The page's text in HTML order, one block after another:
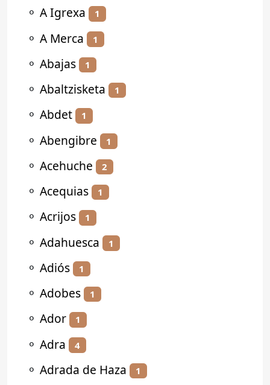
⚬ A Igrexa 1
⚬ A Merca 1
⚬ Abajas 1
⚬ Abaltzisketa 1
⚬ Abdet 1
⚬ Abengibre 1
⚬ Acehuche 2
⚬ Acequias 1
⚬ Acrijos 1
⚬ Adahuesca 1
⚬ Adiós 1
⚬ Adobes 1
⚬ Ador 1
⚬ Adra 4
⚬ Adrada de Haza 1